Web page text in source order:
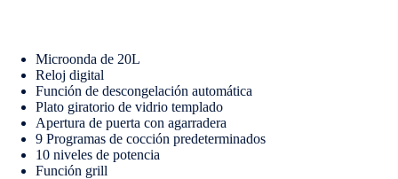
Microonda de 20L
Reloj digital
Función de descongelación automática
Plato giratorio de vidrio templado
Apertura de puerta con agarradera
9 Programas de cocción predeterminados
10 niveles de potencia
Función grill